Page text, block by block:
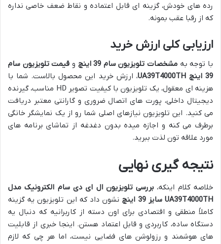
رده های خودش، گزینه ای قابل اعتماده و نقاط ضعف خاصی نداره
که از رقبا عقب بمونه.
ارزیابی کلی ارزش خرید
با توجه به مشخصات تلویزیون سام 39 اینچ و قیمت تلویزیون سام
39 اینچ UA39T4000TH
، ارزش خرید این محصول بالاست. شما با
هزینه ای معقول، یک تلویزیون با کیفیت تصویر HD مناسب، گیرنده
دیجیتال داخلی، پورت های اتصال ضروری و گارانتی معتبر دریافت
می کنید. این تلویزیون نیازهای اصلی شما رو از یک نمایشگر خانگی
برطرف می کنه و اجازه میده بدون دغدغه از تماشای برنامه های
مورد علاقه تون لذت ببرید.
نتیجه گیری نهایی
خلاصه کلام اینکه، بررسی تلویزیون ال ای دی سام الکترونیک مدل
UA39T4000TH سایز 39 اینچ
نشون داد که این تلویزیون یه گزینه
کاملاً منطقی و اقتصادی برای اون دسته از کاربرانیه که دنبال یه
دستگاه ساده، کاربردی و قابل اعتماد هستن. اینجا خبری از قابلیت
های هوشمند و رزولوشن های فضایی نیست، اما هر چی که لازم